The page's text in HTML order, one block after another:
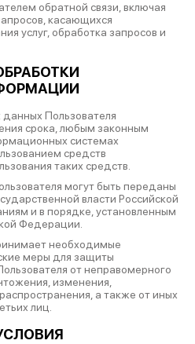
обратной связи, включая
касающихся
услуг, обработка запросов и
Пользователя
срока, любым законным
системах
средств
таких средств.
могут быть переданы
власти Российской
и в порядке, установленным
Федерации.
необходимые
меры для защиты
от неправомерного
изменения,
а также от иных
лиц.